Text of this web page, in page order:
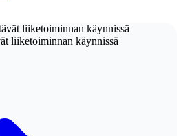
liiketoiminnan käynnissä